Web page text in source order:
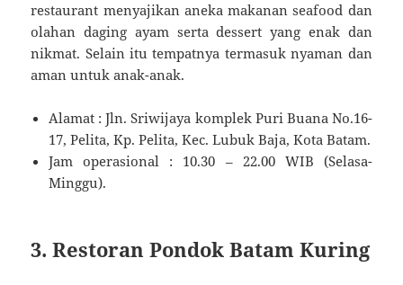
restaurant menyajikan aneka makanan seafood dan
olahan daging ayam serta dessert yang enak dan
nikmat. Selain itu tempatnya termasuk nyaman dan
aman untuk anak-anak.
Alamat : Jln. Sriwijaya komplek Puri Buana No.16-
17, Pelita, Kp. Pelita, Kec. Lubuk Baja, Kota Batam.
Jam operasional : 10.30 – 22.00 WIB (Selasa-
Minggu).
3. Restoran Pondok Batam Kuring